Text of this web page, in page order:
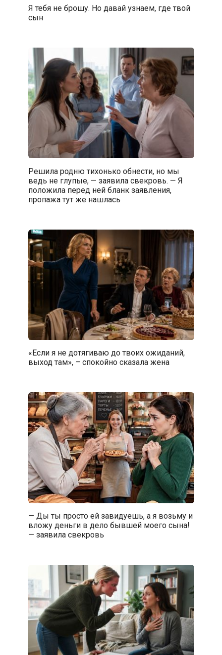
Я тебя не брошу. Но давай узнаем, где твой
сын
Решила родню тихонько обнести, но мы
ведь не глупые, — заявила свекровь. — Я
положила перед ней бланк заявления,
пропажа тут же нашлась
«Если я не дотягиваю до твоих ожиданий,
выход там», – спокойно сказала жена
— Ды ты просто ей завидуешь, а я возьму и
вложу деньги в дело бывшей моего сына!
— заявила свекровь